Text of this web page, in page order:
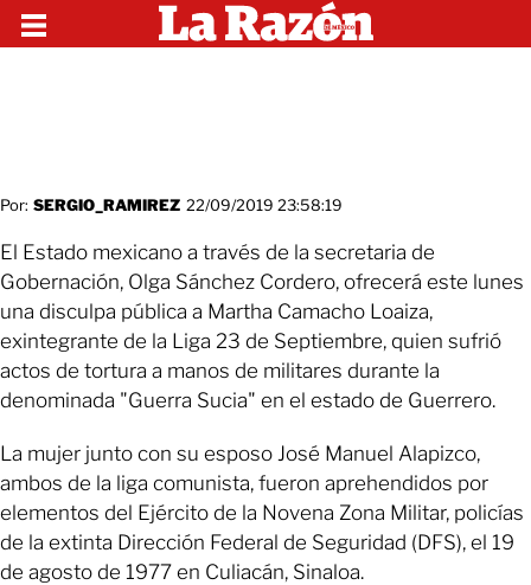
Por: SERGIO_RAMIREZ 22/09/2019 23:58:19
El Estado mexicano a través de la secretaria de
Gobernación, Olga Sánchez Cordero, ofrecerá este lunes
una disculpa pública a Martha Camacho Loaiza,
exintegrante de la Liga 23 de Septiembre, quien sufrió
actos de tortura a manos de militares durante la
denominada "Guerra Sucia" en el estado de Guerrero.
La mujer junto con su esposo José Manuel Alapizco,
ambos de la liga comunista, fueron aprehendidos por
elementos del Ejército de la Novena Zona Militar, policías
de la extinta Dirección Federal de Seguridad (DFS), el 19
de agosto de 1977 en Culiacán, Sinaloa.